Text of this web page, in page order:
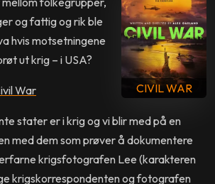
CIVIL WAR
og fattig og rik ble
hvis motsetningene
ut krig – i USA?
War
stater er i krig og vi blir med på en
med dem som prøver å dokumentere
krigsfotografen Lee (karakteren
krigskorrespondenten og fotografen